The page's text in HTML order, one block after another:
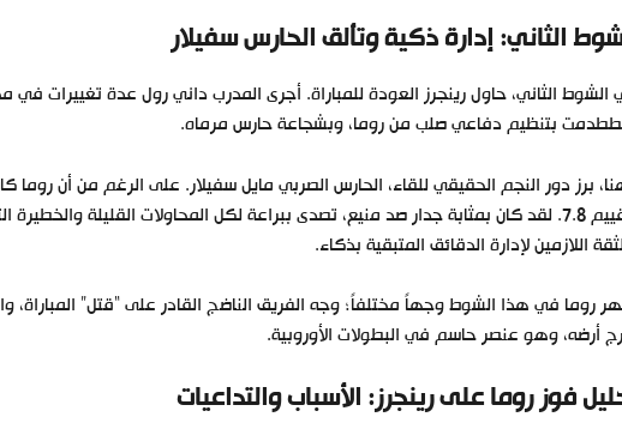
الثاني: إدارة ذكية وتألق الحارس سفيلار
الشوط الثاني، حاول رينجرز العودة للمباراة. أجرى المدرب داني رول عدة تغييرات
بتنظيم دفاعي صلب من روما، وبشجاعة حارس مرماه.
برز دور النجم الحقيقي للقاء، الحارس الصربي مايل سفيلار. على الرغم من أن روما
بتقييم 7.8. لقد كان بمثابة جدار صد منيع، تصدى ببراعة لكل المحاولات القليلة
اللازمين لإدارة الدقائق المتبقية بذكاء.
روما في هذا الشوط وجهاً مختلفاً؛ وجه الفريق الناضج القادر على “قتل”
أرضه، وهو عنصر حاسم في البطولات الأوروبية.
فوز روما على رينجرز: الأسباب والتداعيات